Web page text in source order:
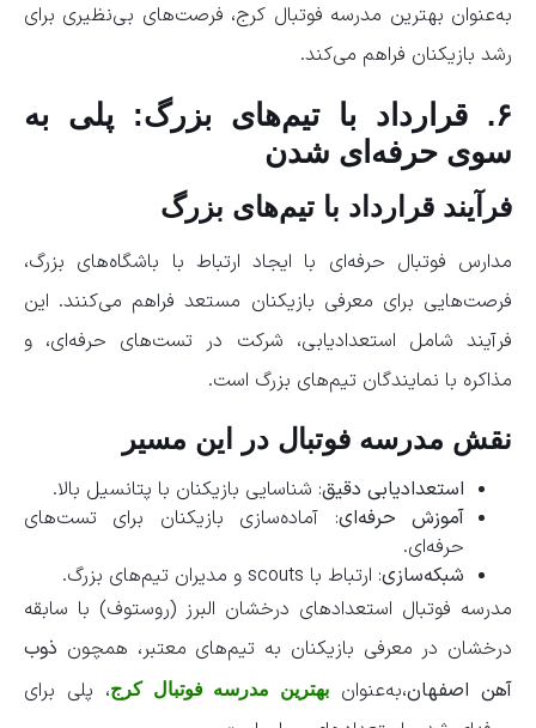
به‌عنوان بهترین مدرسه فوتبال کرج، فرصت‌های بی‌نظیری برای
رشد بازیکنان فراهم می‌کند.
۶. قرارداد با تیم‌های بزرگ: پلی به
سوی حرفه‌ای شدن
فرآیند قرارداد با تیم‌های بزرگ
مدارس فوتبال حرفه‌ای با ایجاد ارتباط با باشگاه‌های بزرگ،
فرصت‌هایی برای معرفی بازیکنان مستعد فراهم می‌کنند. این
فرآیند شامل استعدادیابی، شرکت در تست‌های حرفه‌ای، و
مذاکره با نمایندگان تیم‌های بزرگ است.
نقش مدرسه فوتبال در این مسیر
استعدادیابی دقیق: شناسایی بازیکنان با پتانسیل بالا.
آموزش حرفه‌ای: آماده‌سازی بازیکنان برای تست‌های
حرفه‌ای.
شبکه‌سازی: ارتباط با scouts و مدیران تیم‌های بزرگ.
مدرسه فوتبال استعدادهای درخشان البرز (روستوف) با سابقه
درخشان در معرفی بازیکنان به تیم‌های معتبر، همچون ذوب
آهن اصفهان،به‌عنوان بهترین مدرسه فوتبال کرج، پلی برای